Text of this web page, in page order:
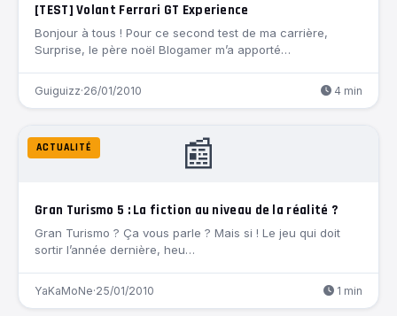
[TEST] Volant Ferrari GT Experience
Bonjour à tous ! Pour ce second test de ma carrière,
Surprise, le père noël Blogamer m’a apporté…
Guiguizz·26/01/2010 4 min
📰
ACTUALITÉ
Gran Turismo 5 : La fiction au niveau de la réalité ?
Gran Turismo ? Ça vous parle ? Mais si ! Le jeu qui doit
sortir l’année dernière, heu…
YaKaMoNe·25/01/2010 1 min